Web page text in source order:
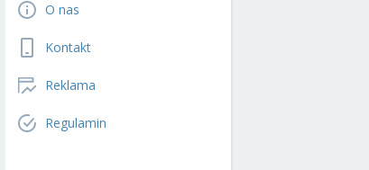
O nas
Kontakt
Reklama
Regulamin